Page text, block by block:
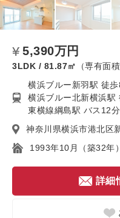
5,390万円
3LDK / 81.87㎡ （専有面積
横浜ブルー新羽駅 徒
横浜ブルー北新横浜駅
東横線綱島駅 バス12
神奈川県横浜市港北区
1993年10月（築32年）
詳細